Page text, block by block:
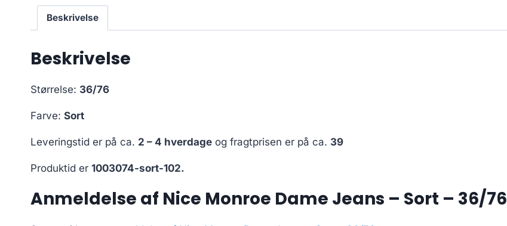
Beskrivelse
Beskrivelse
Størrelse: 36/76
Farve: Sort
Leveringstid er på ca. 2 – 4 hverdage og fragtprisen er på ca. 39
Produktid er 1003074-sort-102.
Anmeldelse af Nice Monroe Dame Jeans – Sort – 36/76